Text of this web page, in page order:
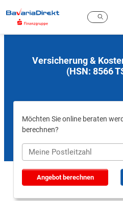
Hauptinhalt
Versicherung &
(HSN: 8566
Möchten Sie online beraten
berechnen?
Angebot berechnen